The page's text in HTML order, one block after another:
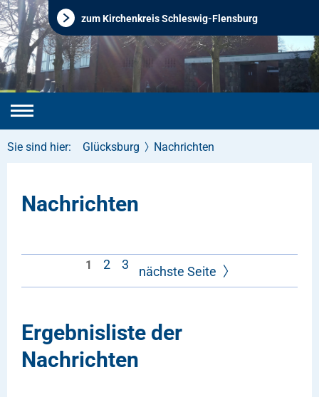
zum Kirchenkreis Schleswig-Flensburg
Sie sind hier: Glücksburg Nachrichten
Nachrichten
1 2 3 nächste Seite
Ergebnisliste der
Nachrichten